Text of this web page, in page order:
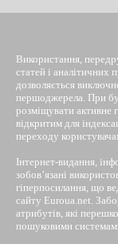
Використання,
статей і аналітичних
дозволяється
першоджерела. При
розміщувати активне
відкритим для
переходу
Інтернет-видання,
зобов’язані
гіперпосилання, що
сайту Euroua.net.
атрибутів, які
пошуковими